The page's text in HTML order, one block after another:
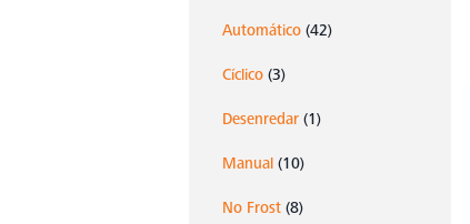
Automático (42)
Cíclico (3)
Desenredar (1)
Manual (10)
No Frost (8)